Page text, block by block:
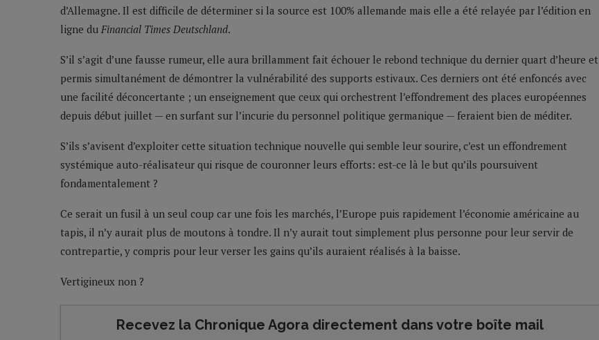
d’Allemagne. Il est difficile de déterminer si la source est 100% allemande mais elle a été relayée par l’édition en
ligne du Financial Times Deutschland.
S’il s’agit d’une fausse rumeur, elle aura brillamment fait échouer le rebond technique du dernier quart d’heure et
permis simultanément de démontrer la vulnérabilité des supports estivaux. Ces derniers ont été enfoncés avec
une facilité déconcertante ; un enseignement que ceux qui orchestrent l’effondrement des places européennes
depuis début juillet — en surfant sur l’incurie du personnel politique germanique — feraient bien de méditer.
S’ils s’avisent d’exploiter cette situation technique nouvelle qui semble leur sourire, c’est un effondrement
systémique auto-réalisateur qui risque de couronner leurs efforts: est-ce là le but qu’ils poursuivent
fondamentalement ?
Ce serait un fusil à un seul coup car une fois les marchés, l’Europe puis rapidement l’économie américaine au
tapis, il n’y aurait plus de moutons à tondre. Il n’y aurait tout simplement plus personne pour leur servir de
contrepartie, y compris pour leur verser les gains qu’ils auraient réalisés à la baisse.
Vertigineux non ?
Recevez la Chronique Agora directement dans votre boîte mail